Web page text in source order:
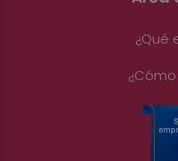
¿Qué